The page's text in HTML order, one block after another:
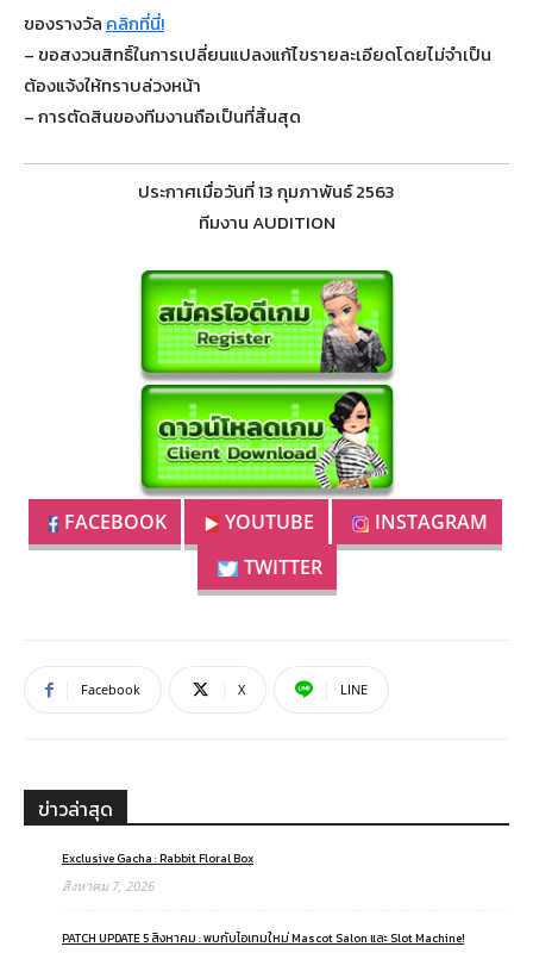
ของรางวัล คลิกที่นี่!
– ขอสงวนสิทธิ์ในการเปลี่ยนแปลงแก้ไขรายละเอียดโดยไม่จำเป็น
ต้องแจ้งให้ทราบล่วงหน้า
– การตัดสินของทีมงานถือเป็นที่สิ้นสุด
ประกาศเมื่อวันที่ 13 กุมภาพันธ์ 2563
ทีมงาน AUDITION
FACEBOOK YOUTUBE
INSTAGRAM
TWITTER
Facebook X LINE
ข่าวล่าสุด
Exclusive Gacha : Rabbit Floral Box
สิงหาคม 7, 2026
PATCH UPDATE 5 สิงหาคม : พบกับไอเทมใหม่ Mascot Salon และ Slot Machine!